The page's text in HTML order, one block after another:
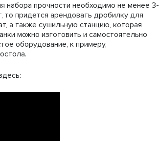
набора прочности необходимо не менее 3-
то придется арендовать дробилку для
а также сушильную станцию, которая
можно изготовить и самостоятельно
оборудование, к примеру,